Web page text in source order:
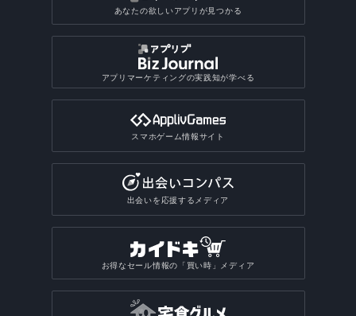
あなたの欲しいアプリが見つかる
アプリマーケティングの実践知が学べる
スマホゲーム情報サイト
出会いを応援するメディア
お得なセール情報の「買い時」メディア